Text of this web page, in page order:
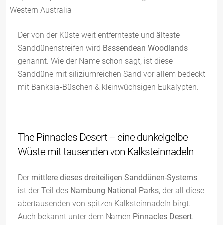
Der von der Küste weit entfernteste und älteste
Sanddünenstreifen wird Bassendean Woodlands
genannt. Wie der Name schon sagt, ist diese
Sanddüne mit siliziumreichen Sand vor allem bedeckt
mit Banksia-Büschen & kleinwüchsigen Eukalypten.
The Pinnacles Desert – eine dunkelgelbe
Wüste mit tausenden von Kalksteinnadeln
Der mittlere dieses dreiteiligen Sanddünen-Systems
ist der Teil des Nambung National Parks, der all diese
abertausenden von spitzen Kalksteinnadeln birgt.
Auch bekannt unter dem Namen Pinnacles Desert